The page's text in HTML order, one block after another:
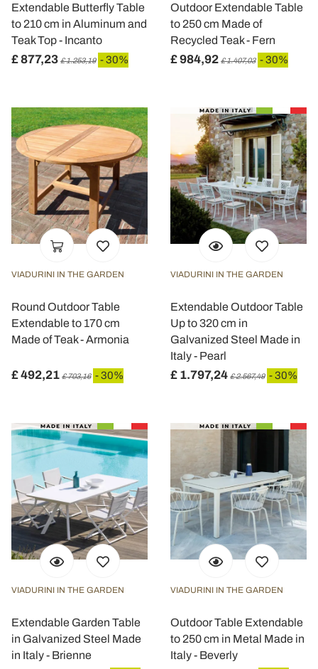
Extendable Butterfly Table
to 210 cm in Aluminum and
Teak Top - Incanto
£ 877,23 £ 1.253,19 - 30%
Outdoor Extendable Table
to 250 cm Made of
Recycled Teak - Fern
£ 984,92 £ 1.407,03 - 30%
VIADURINI IN THE GARDEN
Round Outdoor Table
Extendable to 170 cm
Made of Teak - Armonia
£ 492,21 £ 703,16 - 30%
VIADURINI IN THE GARDEN
Extendable Outdoor Table
Up to 320 cm in
Galvanized Steel Made in
Italy - Pearl
£ 1.797,24 £ 2.567,49 - 30%
VIADURINI IN THE GARDEN
Extendable Garden Table
in Galvanized Steel Made
in Italy - Brienne
VIADURINI IN THE GARDEN
Outdoor Table Extendable
to 250 cm in Metal Made in
Italy - Beverly